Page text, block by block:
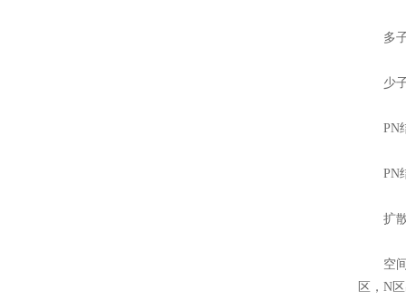
多子
少子
PN结
PN结
扩散
空间
区，N